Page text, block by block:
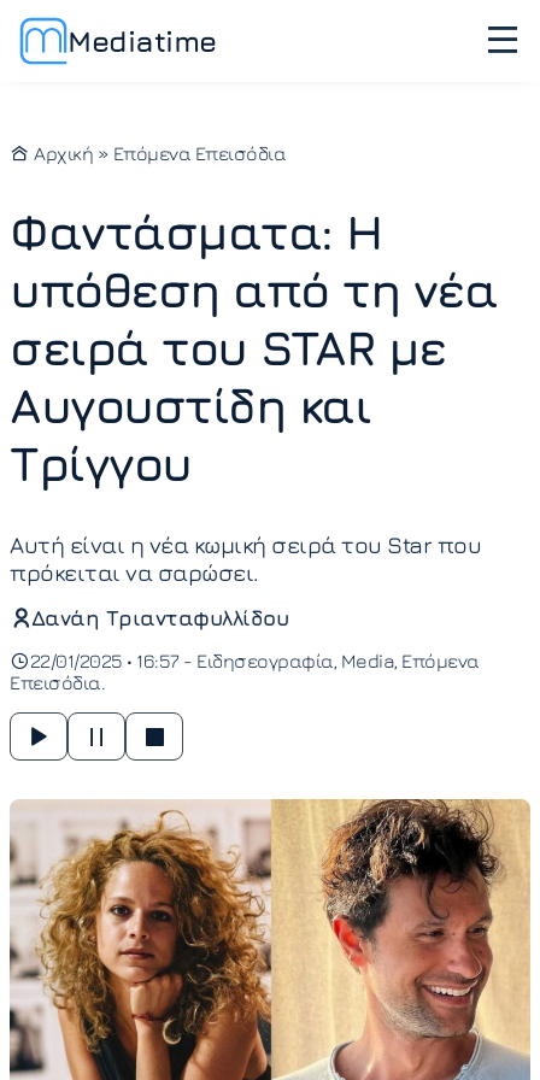
Mediatime
Αρχική » Επόμενα Επεισόδια
Φαντάσματα: Η
υπόθεση από τη νέα
σειρά του STAR με
Αυγουστίδη και
Τρίγγου
Αυτή είναι η νέα κωμική σειρά του Star που
πρόκειται να σαρώσει.
Δανάη Τριανταφυλλίδου
22/01/2025 • 16:57 - Ειδησεογραφία Media Επόμενα
Επεισόδια